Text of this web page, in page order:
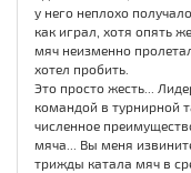
у него неплохо
как играл, хотя опять
мяч неизменно
хотел пробить.
Это просто жесть...
командой в турнирной
численное
мяча... Вы меня
трижды катала мяч в